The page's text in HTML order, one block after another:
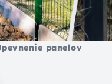
panelov